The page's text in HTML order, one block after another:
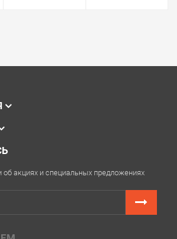
об акциях и специальных предложениях